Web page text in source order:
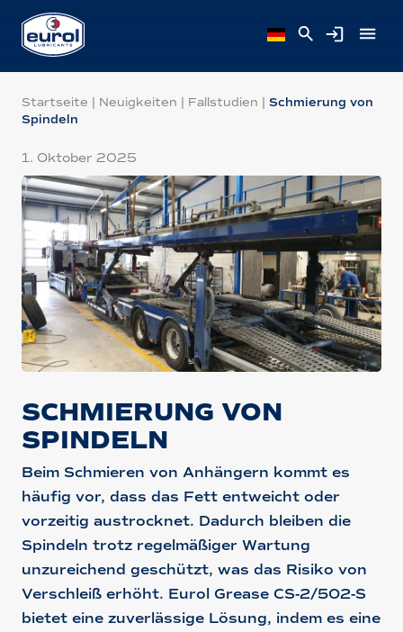
Startseite | Neuigkeiten | Fallstudien | Schmierung von
Spindeln
1. Oktober 2025
SCHMIERUNG VON
SPINDELN
Beim Schmieren von Anhängern kommt es
häufig vor, dass das Fett entweicht oder
vorzeitig austrocknet. Dadurch bleiben die
Spindeln trotz regelmäßiger Wartung
unzureichend geschützt, was das Risiko von
Verschleiß erhöht. Eurol Grease CS-2/502-S
bietet eine zuverlässige Lösung, indem es eine